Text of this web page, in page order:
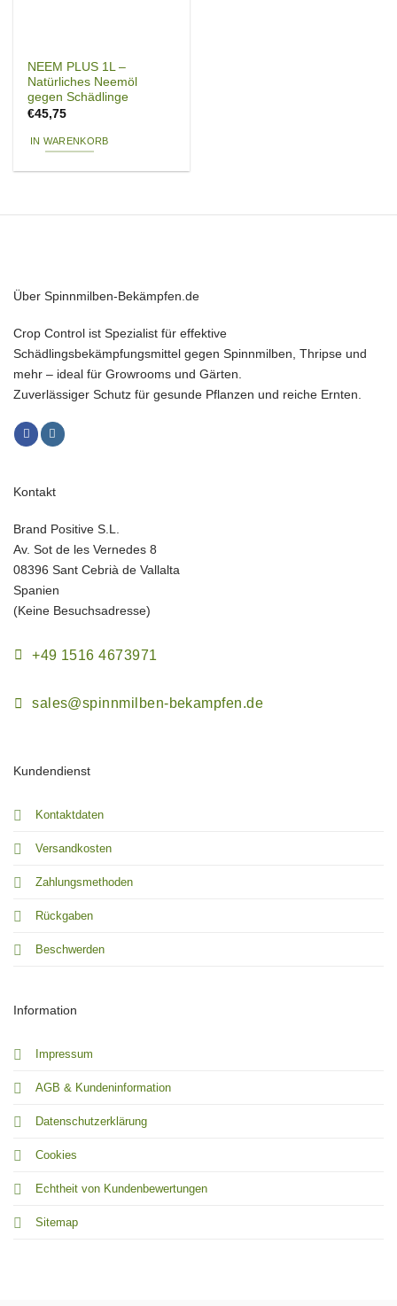
NEEM PLUS 1L –
Natürliches Neemöl
gegen Schädlinge
€45,75
IN WARENKORB
Über Spinnmilben-Bekämpfen.de
Crop Control ist Spezialist für effektive
Schädlingsbekämpfungsmittel gegen Spinnmilben, Thripse und
mehr – ideal für Growrooms und Gärten.
Zuverlässiger Schutz für gesunde Pflanzen und reiche Ernten.
Kontakt
Brand Positive S.L.
Av. Sot de les Vernedes 8
08396 Sant Cebrià de Vallalta
Spanien
(Keine Besuchsadresse)
+49 1516 4673971
sales@spinnmilben-bekampfen.de
Kundendienst
Kontaktdaten
Versandkosten
Zahlungsmethoden
Rückgaben
Beschwerden
Information
Impressum
AGB & Kundeninformation
Datenschutzerklärung
Cookies
Echtheit von Kundenbewertungen
Sitemap